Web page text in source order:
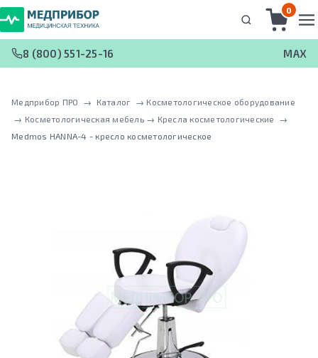
0
8 (800) 551-25-16 MAX
Медприбор ПРО → Каталог → Косметологическое оборудование
→ Косметологическая мебель → Кресла косметологические
→
Medmos HANNA-4 - кресло косметологическое